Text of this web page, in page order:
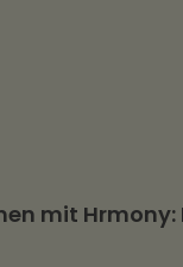
mit Hrmony: